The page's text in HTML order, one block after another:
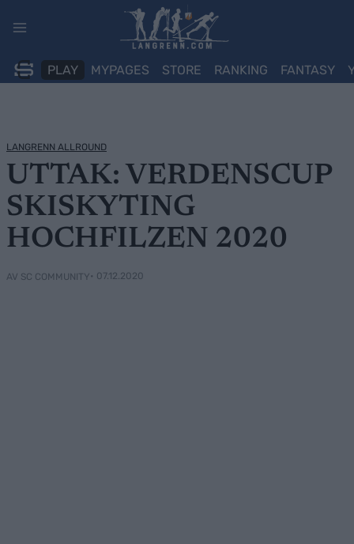
PLAY MYPAGES STORE RANKING FANTASY
LANGRENN ALLROUND
UTTAK: VERDENSCUP
SKISKYTING
HOCHFILZEN 2020
AV SC COMMUNITY• 07.12.2020